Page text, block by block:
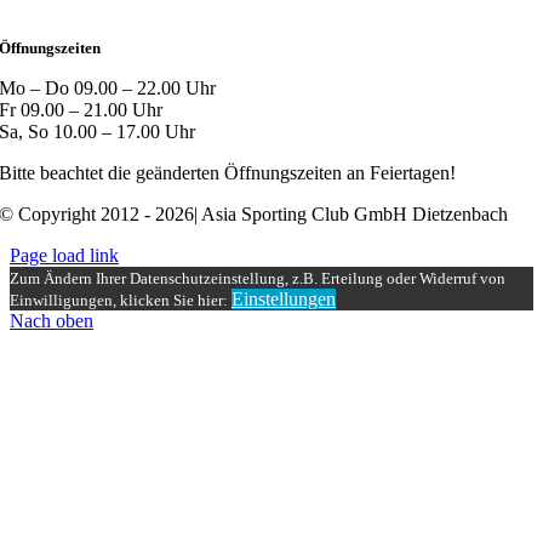
Öffnungszeiten
Mo – Do 09.00 – 22.00 Uhr
Fr 09.00 – 21.00 Uhr
Sa, So 10.00 – 17.00 Uhr
Bitte beachtet die geänderten Öffnungszeiten an Feiertagen!
© Copyright 2012 - 2026| Asia Sporting Club GmbH Dietzenbach
Page load link
Zum Ändern Ihrer Datenschutzeinstellung, z.B. Erteilung oder Widerruf von
Einwilligungen, klicken Sie hier: Einstellungen
Nach oben